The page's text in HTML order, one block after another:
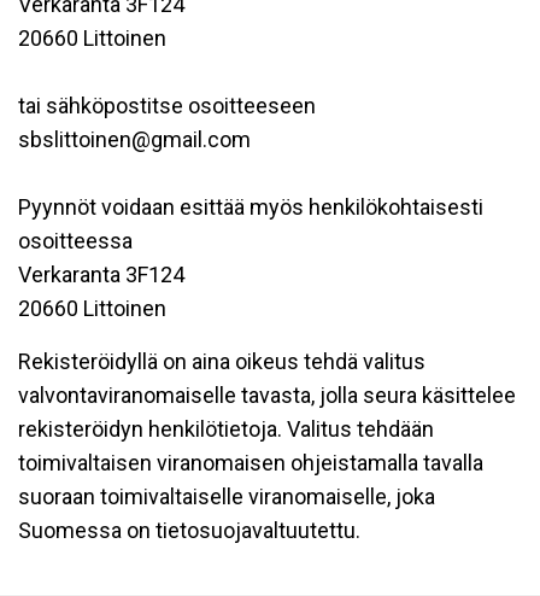
20660 Littoinen
tai sähköpostitse osoitteeseen
sbslittoinen@gmail.com
Pyynnöt voidaan esittää myös henkilökohtaisesti
osoitteessa
Verkaranta 3F124
20660 Littoinen
Rekisteröidyllä on aina oikeus tehdä valitus
valvontaviranomaiselle tavasta, jolla seura käsittelee
rekisteröidyn henkilötietoja. Valitus tehdään
toimivaltaisen viranomaisen ohjeistamalla tavalla
suoraan toimivaltaiselle viranomaiselle, joka
Suomessa on tietosuojavaltuutettu.